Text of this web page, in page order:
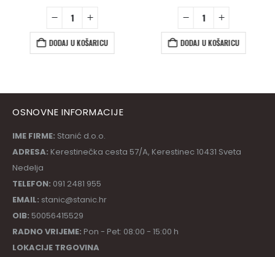
DODAJ U KOŠARICU DODAJ U KOŠARICU
OSNOVNE INFORMACIJE
IME FIRME: Stanić d.o.o.
ADRESA: Kerestinečka cesta 57/A, Kerestinec 10431 Sveta
Nedelja
TELEFON: 091 2481 955
EMAIL: stanic@stanic.hr
OIB: 50056415529
RADNO VRIJEME: Pon - Pet: 08:00 - 15:00 h
LOKACIJE TRGOVINA